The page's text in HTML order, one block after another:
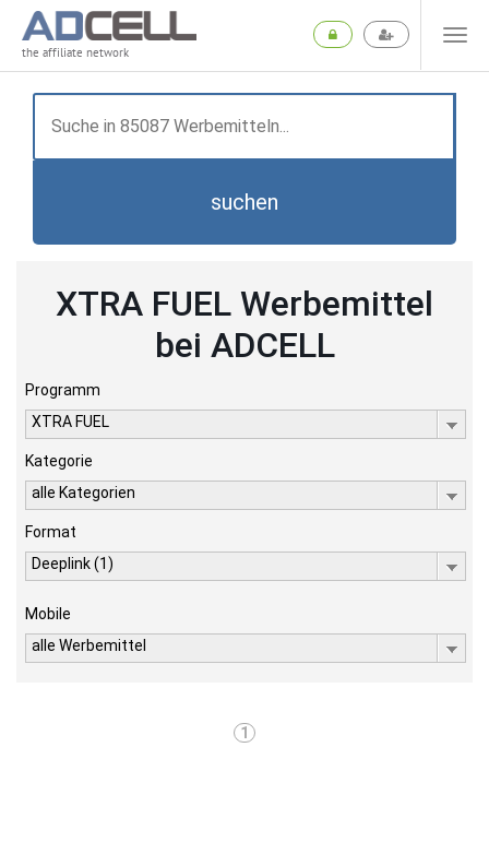
the affiliate network
suchen
XTRA FUEL Werbemittel
bei ADCELL
Programm
XTRA FUEL
Kategorie
alle Kategorien
Format
Deeplink (1)
Mobile
alle Werbemittel
1